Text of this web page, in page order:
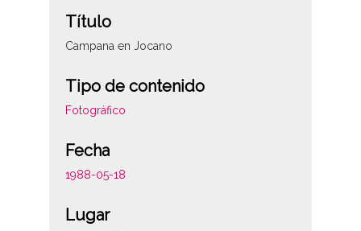
Título
Campana en Jocano
Tipo de contenido
Fotográfico
Fecha
1988-05-18
Lugar